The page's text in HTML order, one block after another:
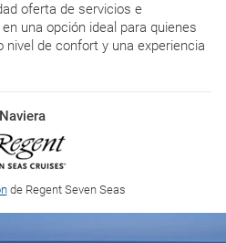
oferta de servicios e
una opción ideal para quienes
nivel de confort y una experiencia
Naviera
de Regent Seven Seas